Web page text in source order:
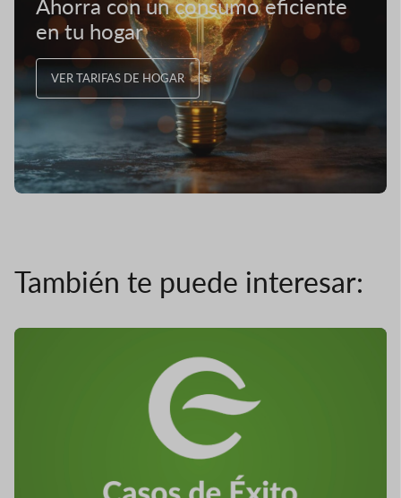
Ahorra con un consumo eficiente
en tu hogar
VER TARIFAS DE HOGAR
También te puede interesar: